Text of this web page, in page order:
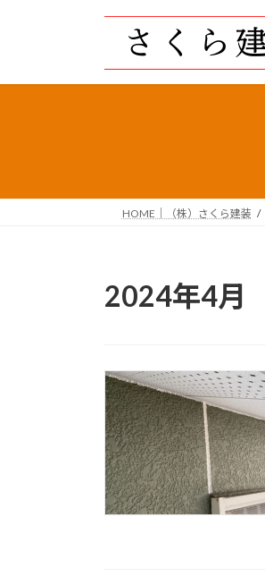
プ
動
HOME｜（株）さくら建装
2024年4月